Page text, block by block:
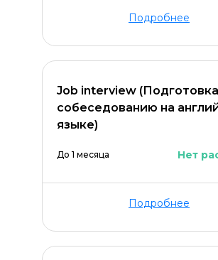
Подробнее
Job interview
собеседованию на
языке)
До 1 месяца Нет
Подробнее